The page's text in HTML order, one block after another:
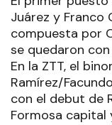
Juárez y Franco
compuesta por
se quedaron
En la ZTT, el
Ramírez/
con el debut de
Formosa capital